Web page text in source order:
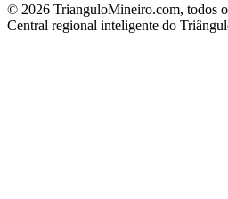
© 2026 TrianguloMineiro.com, todos
Central regional inteligente do